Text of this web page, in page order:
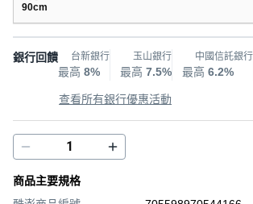
90cm
銀行回饋 台新銀行
最高 8%
玉山銀行
最高 7.5%
中國信託銀行
最高 6.2%
查看所有銀行優惠活動
商品主要規格